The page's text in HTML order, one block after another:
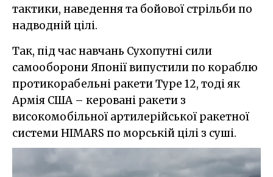
тактики, наведення та бойової стрільби по
надводній цілі.
Так, під час навчань Сухопутні сили
самооборони Японії випустили по кораблю
протикорабельні ракети Type 12, тоді як
Армія США – керовані ракети з
високомобільної артилерійської ракетної
системи HIMARS по морській цілі з суші.